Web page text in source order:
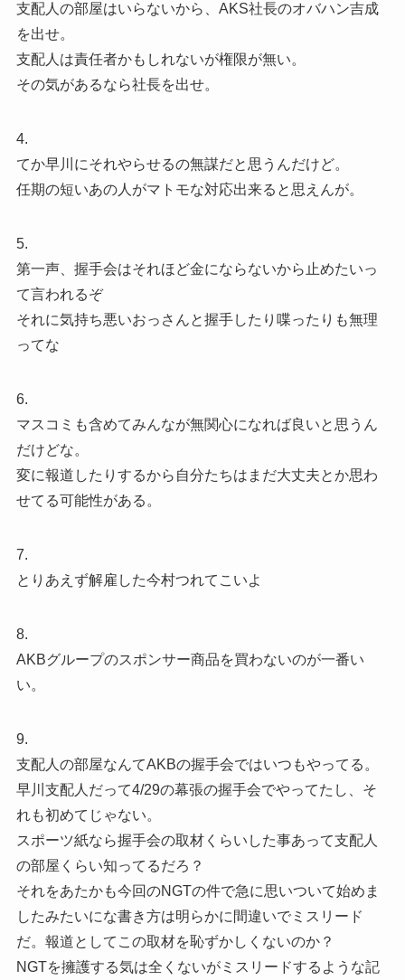
支配人の部屋はいらないから、AKS社長のオバハン吉成
を出せ。
支配人は責任者かもしれないが権限が無い。
その気があるなら社長を出せ。
4.
てか早川にそれやらせるの無謀だと思うんだけど。
任期の短いあの人がマトモな対応出来ると思えんが。
5.
第一声、握手会はそれほど金にならないから止めたいっ
て言われるぞ
それに気持ち悪いおっさんと握手したり喋ったりも無理
ってな
6.
マスコミも含めてみんなが無関心になれば良いと思うん
だけどな。
変に報道したりするから自分たちはまだ大丈夫とか思わ
せてる可能性がある。
7.
とりあえず解雇した今村つれてこいよ
8.
AKBグループのスポンサー商品を買わないのが一番い
い。
9.
支配人の部屋なんてAKBの握手会ではいつもやってる。
早川支配人だって4/29の幕張の握手会でやってたし、そ
れも初めてじゃない。
スポーツ紙なら握手会の取材くらいした事あって支配人
の部屋くらい知ってるだろ？
それをあたかも今回のNGTの件で急に思いついて始めま
したみたいにな書き方は明らかに間違いでミスリード
だ。報道としてこの取材を恥ずかしくないのか？
NGTを擁護する気は全くないがミスリードするような記